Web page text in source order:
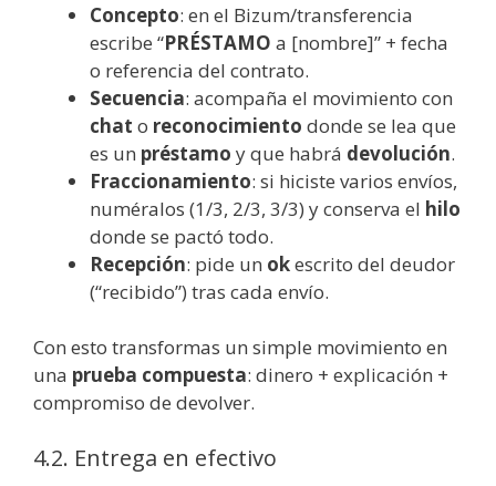
Concepto: en el Bizum/transferencia
escribe “PRÉSTAMO a [nombre]” + fecha
o referencia del contrato.
Secuencia: acompaña el movimiento con
chat o reconocimiento donde se lea que
es un préstamo y que habrá devolución.
Fraccionamiento: si hiciste varios envíos,
numéralos (1/3, 2/3, 3/3) y conserva el hilo
donde se pactó todo.
Recepción: pide un okescrito del deudor
(“recibido”) tras cada envío.
Con esto transformas un simple movimiento en
una prueba compuesta: dinero + explicación +
compromiso de devolver.
4.2. Entrega en efectivo